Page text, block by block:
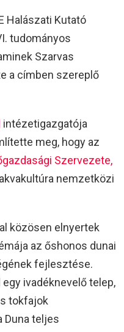
Halászati Kutató
tudományos
Szarvas
a címben szereplő
intézetigazgatója
meg, hogy az
Szervezete,
nemzetközi
közösen elnyertek
az őshonos dunai
fejlesztése.
ivadéknevelő telep,
tokfajok
Duna teljes